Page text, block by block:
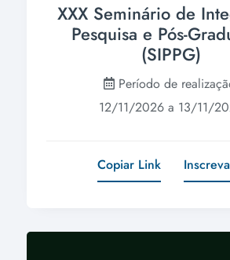
XXX Seminário de
Pesquisa e Pós-
(SIPPG)
Período de
12/11/2026 a 13/11/
Copiar Link